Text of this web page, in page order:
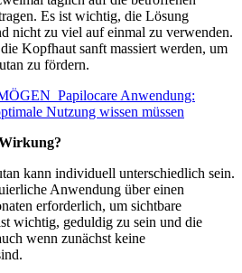
Es ist wichtig, die Lösung
nicht zu viel auf einmal zu verwenden.
Kopfhaut sanft massiert werden, um
zu fördern.
Papilocare Anwendung:
Nutzung wissen müssen
kann individuell unterschiedlich sein.
Anwendung über einen
erforderlich, um sichtbare
wichtig, geduldig zu sein und die
wenn zunächst keine